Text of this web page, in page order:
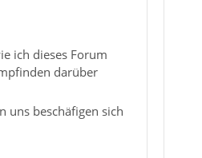
ich dieses Forum
darüber
uns beschäfigen sich